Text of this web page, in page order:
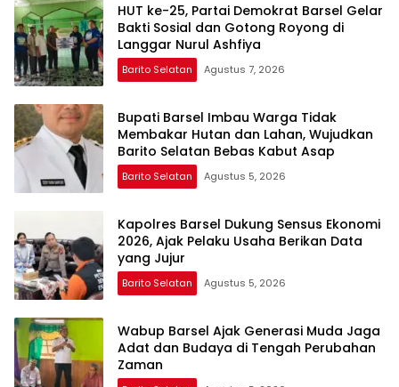
HUT ke-25, Partai Demokrat Barsel Gelar
Bakti Sosial dan Gotong Royong di
Langgar Nurul Ashfiya
Barito Selatan Agustus 7, 2026
Bupati Barsel Imbau Warga Tidak
Membakar Hutan dan Lahan, Wujudkan
Barito Selatan Bebas Kabut Asap
Barito Selatan Agustus 5, 2026
Kapolres Barsel Dukung Sensus Ekonomi
2026, Ajak Pelaku Usaha Berikan Data
yang Jujur
Barito Selatan Agustus 5, 2026
Wabup Barsel Ajak Generasi Muda Jaga
Adat dan Budaya di Tengah Perubahan
Zaman